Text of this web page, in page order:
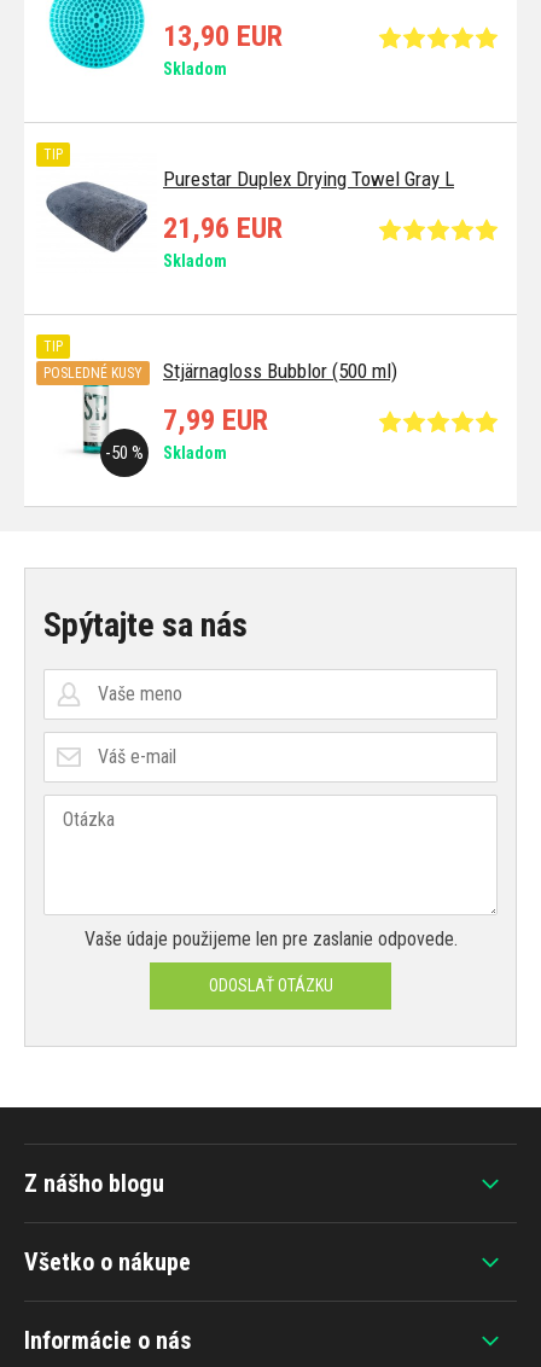
13,90 EUR
Skladom
Purestar Duplex Drying Towel Gray L
TIP
21,96 EUR
Skladom
Stjärnagloss Bubblor (500 ml)
-50 %
TIP
POSLEDNÉ KUSY
7,99 EUR
Skladom
Spýtajte sa nás
Vaše údaje použijeme len pre zaslanie odpovede.
ODOSLAŤ OTÁZKU
Všetko o nákupe
Informácie o nás
Z nášho blogu